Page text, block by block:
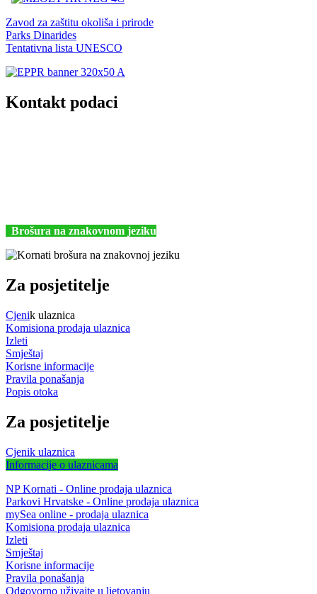
Zavod za zaštitu okoliša i prirode
Parks Dinarides
Tentativna lista UNESCO
Kontakt podaci
Brošura na znakovnom jeziku
Za posjetitelje
Cjenik ulaznica
Komisiona prodaja ulaznica
Izleti
Smještaj
Korisne informacije
Pravila ponašanja
Popis otoka
Za posjetitelje
Cjenik ulaznica
Informacije o ulaznicama
NP Kornati - Online prodaja ulaznica
Parkovi Hrvatske - Online prodaja ulaznica
mySea online - prodaja ulaznica
Komisiona prodaja ulaznica
Izleti
Smještaj
Korisne informacije
Pravila ponašanja
Odgovorno uživajte u ljetovanju